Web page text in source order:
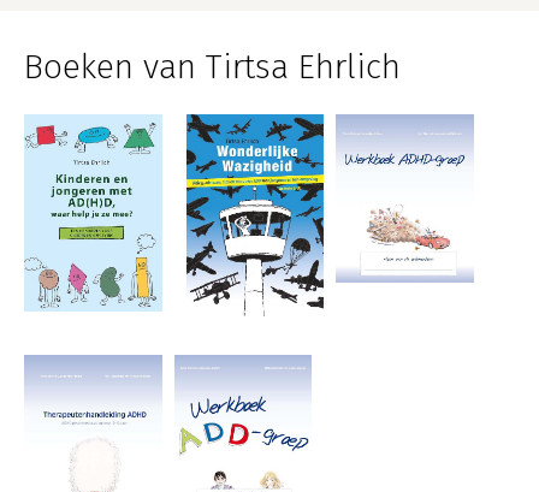
Boeken van Tirtsa Ehrlich